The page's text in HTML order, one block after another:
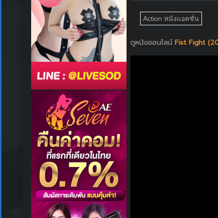
Action หนังแอคชั่น
ดูหนังออนไลน์Fist Fight